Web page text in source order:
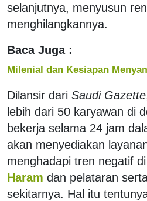
selanjutnya, menyusun
menghilangkannya.
Baca Juga :
Milenial dan Kesiapan
Dilansir dari Saudi Gazette
lebih dari 50 karyawan di
bekerja selama 24 jam
akan menyediakan
menghadapi tren negatif
Haram dan pelataran
sekitarnya. Hal itu